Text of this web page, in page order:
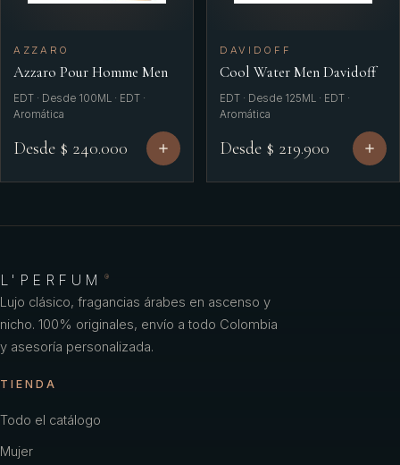
AZZARO
Azzaro Pour Homme Men
EDT · Desde 100ML · EDT ·
Aromática
Desde $ 240.000
DAVIDOFF
Cool Water Men Davidoff
EDT · Desde 125ML · EDT ·
Aromática
Desde $ 219.900
L'PERFUM ®
Lujo clásico, fragancias árabes en ascenso y
nicho. 100% originales, envío a todo Colombia
y asesoría personalizada.
TIENDA
Todo el catálogo
Mujer